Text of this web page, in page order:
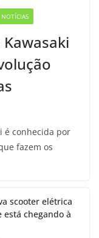
NOTÍCIAS
é conhecida por
fazem os
scooter elétrica
chegando à